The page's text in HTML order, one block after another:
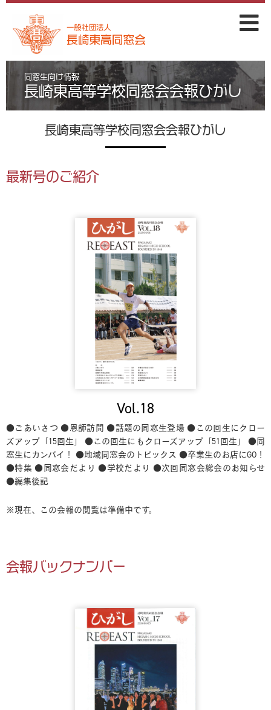
同窓生向け情報
長崎東高等学校同窓会会報ひがし
長崎東高等学校同窓会会報ひがし
最新号のご紹介
Vol.18
●ごあいさつ ●恩師訪問 ●話題の同窓生登場 ●この回生にクロー
ズアップ「15回生」
●この回生にもクローズアップ「51回生」
●同
窓生にカンパイ！ ●地域同窓会のトピックス ●卒業生のお店にGO！
●特集 ●同窓会だより ●学校だより ●次回同窓会総会のお知らせ
●編集後記
※現在、この会報の閲覧は準備中です。
会報バックナンバー